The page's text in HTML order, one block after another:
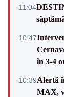
11:04
10:47
în 3-4
10:39Alertă
MAX,